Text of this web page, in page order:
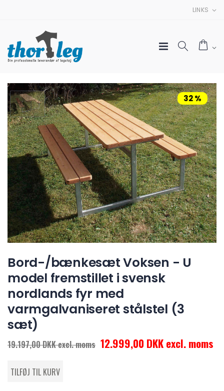
LINKS
32 %
Bord-/bænkesæt Voksen - U
model fremstillet i svensk
nordlands fyr med
varmgalvaniseret stålstel (3
sæt)
19.197,00 DKK excl. moms 12.999,00 DKK excl. moms